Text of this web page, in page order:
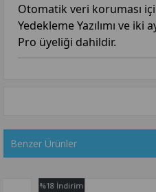
Otomatik veri koruması
Yedekleme Yazılımı ve iki
Pro üyeliği dahildir.
Benzer Ürünler
İndirim